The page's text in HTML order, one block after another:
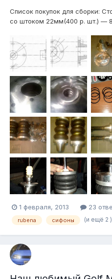
Список покупок для сборки:
со штоком 22мм(400 р. шт.) —
Отбойник переднего
Подушка Rubena с
опорные на обе сто...
1 февраля, 2013 23
rubena сифоны (и ещё 2 )